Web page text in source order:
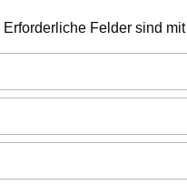
Erforderliche Felder sind mit